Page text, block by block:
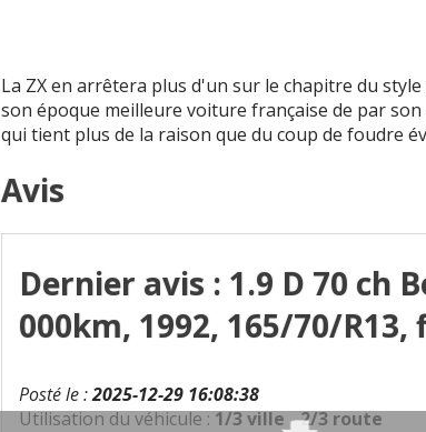
La ZX en arrêtera plus d'un sur le chapitre du
son époque meilleure voiture française de par
qui tient plus de la raison que du coup de foudre
Avis
Dernier avis : 1.9 D 70 ch
000km, 1992, 165/70/
Posté le :2025-12-29 16:08:38
Utilisation du véhicule :1/3 ville - 2/3 route